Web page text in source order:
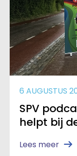
6 AUGUSTUS
SPV
helpt bij
Lees meer